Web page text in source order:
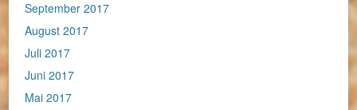
September 2017
August 2017
Juli 2017
Juni 2017
Mai 2017